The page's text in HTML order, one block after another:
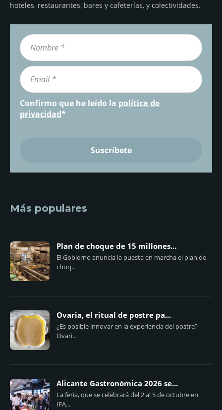
hoteles, restaurantes, bares y cafeterías, y colectividades.
Confirmo que he leído la política de
privacidad*
Más populares
Plan de choque de 15 millones...
El Gobierno anuncia la puesta en marcha el plan de
choq...
Ovaria, el ritual de postre pa...
¿Es posible innovar en la experiencia del postre?
Ovari...
Alicante Gastronómica 2026 se...
La feria, que se celebrará del 2 al 5 de octubre en
IFA...